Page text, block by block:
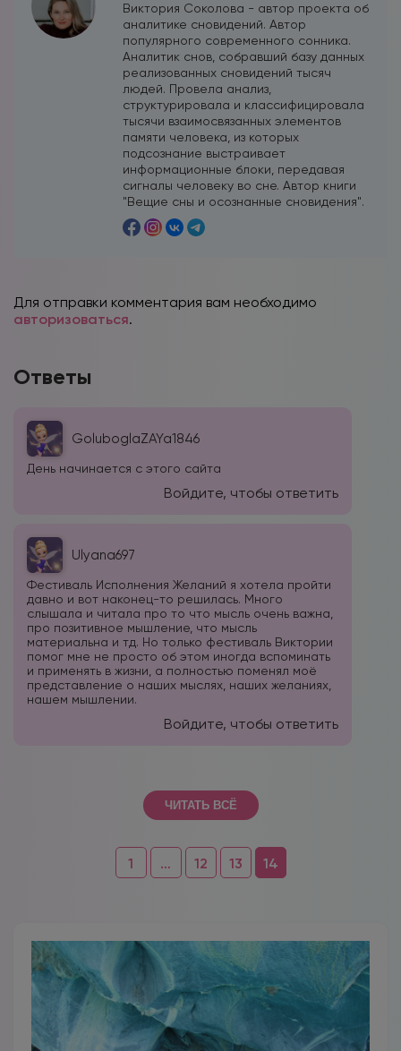
Виктория Соколова - автор проекта об
аналитике сновидений. Автор
популярного современного сонника.
Аналитик снов, собравший базу данных
реализованных сновидений тысяч
людей. Провела анализ,
структурировала и классифицировала
тысячи взаимосвязанных элементов
памяти человека, из которых
подсознание выстраивает
информационные блоки, передавая
сигналы человеку во сне. Автор книги
"Вещие сны и осознанные сновидения".
Для отправки комментария вам необходимо
авторизоваться.
Ответы
GoluboglaZAYa1846
День начинается с этого сайта
Войдите, чтобы ответить
Ulyana697
Фестиваль Исполнения Желаний я хотела пройти
давно и вот наконец-то решилась. Много
слышала и читала про то что мысль очень важна,
про позитивное мышление, что мысль
материальна и тд. Но только фестиваль Виктории
помог мне не просто об этом иногда вспоминать
и применять в жизни, а полностью поменял моё
представление о наших мыслях, наших желаниях,
нашем мышлении.
Войдите, чтобы ответить
ЧИТАТЬ ВСЁ
Навигация
1 … 12 13 14